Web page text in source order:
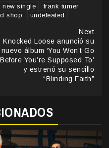
new single
frank turner
shop undefeated
Next
Knocked Loose anunció su
nuevo álbum ‘You Won’t Go
Before You’re Supposed To’
y estrenó su sencillo
“Blinding Faith”